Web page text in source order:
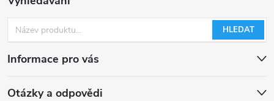
HLEDAT
Informace pro vás
Otázky a odpovědi